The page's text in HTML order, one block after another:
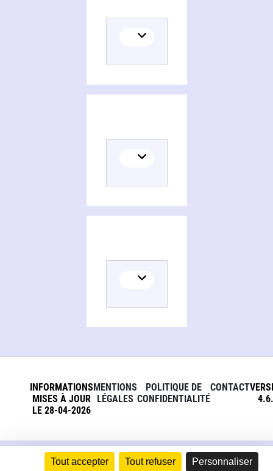
Tout accepter Tout refuser Personnaliser
INFORMATIONS
MISES À JOUR
LE 28-04-2026
MENTIONS
LÉGALES
POLITIQUE DE
CONFIDENTIALITÉ
CONTACT